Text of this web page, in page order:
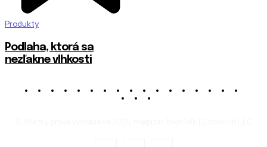
Produkty
Podlaha, ktorá sa
nezľakne vlhkosti